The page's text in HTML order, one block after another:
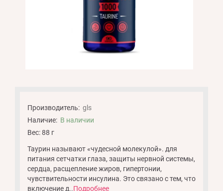
Производитель: gls
Наличие: В наличии
Вес: 88 г
Таурин называют «чудесной молекулой». для
питания сетчатки глаза, защиты нервной системы,
сердца, расщепление жиров, гипертонии,
чувствительности инсулина. Это связано с тем, что
включение д..Подробнее